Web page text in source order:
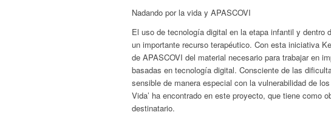
Nadando por la vida y APASCOVI
El uso de tecnología digital en la etapa infantil y dentro
un importante recurso terapéutico. Con esta iniciativa
de APASCOVI del material necesario para trabajar en
basadas en tecnología digital. Consciente de las
sensible de manera especial con la vulnerabilidad de
Vida’ ha encontrado en este proyecto, que tiene como
destinatario.